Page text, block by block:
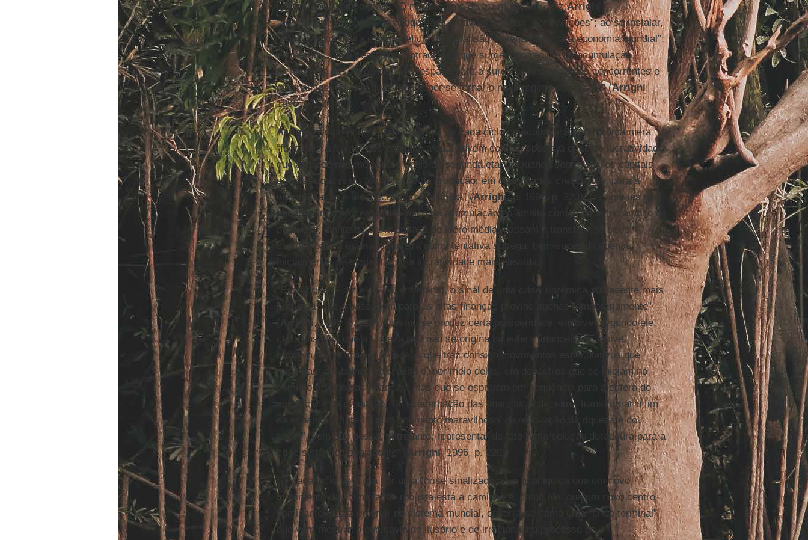
por um certo tempo mais. “O novo regime de acumulação” – dizArrighi
–
“desenvolve-se dentro do antigo” já que advém de suas “contradições”; ao se instalar,
“promove, monitora e se beneficia da expansão material de toda a economia mundial”;
entretanto, sob o peso das contradições que surgem no regime de acumulação
plenamente desenvolvido, cria “espaço para o surgimento de regimes concorrentes e
alternativos, um dos quais acaba por se tornar o novo regime dominante” (Arrighi,
1996, p. 220).
Arrighi compreende a terceira etapa de cada ciclo de acumulação como uma mera
“fuga para a frente” dos capitais, a qual advém como resposta à crise de lucratividade
que aparece nos momentos finais da segunda etapa. Quando sobrevém, os capitais
são deslocados do “comércio e da produção, em quantidades crescentes, para a
intermediação e a especulação financeira” (Arrighi, p. 1996, p. 220). Os agentes que
encabeçam o processo sistêmico de acumulação no âmbito comercial ou no âmbito da
produção, diante da baixa da taxa de lucro média, passam a transferir os seus
capitais para a esfera financeira numa tentativa sôfrega, bem-sucedida apenas
inicialmente, de sustentar uma lucratividade mais elevada.
“Essa crise” – diz ele – “é, entretanto, o sinal de uma crise sistêmica subjacente mais
profunda, que a passagem para as altas finanças previne apenas temporariamente”
(
Arrighi, 1996, p. 220). Mesmo se produz certa prosperidade, envolve, segundo ele,
certa ilusão já que a riqueza real não se origina na esfera financeira. Envolve,
também, certa irracionalidade já que traz consigo movimentos especulativos que
redundam em bolhas de crédito e, por meio delas, em desastres que se iniciam no
domínio próprio das finanças, mas que se espraiam em sequência para a esfera do
comércio e da produção. Tal exacerbação das finanças pode, sim, “transformar o fim
da expansão material num ‘momento maravilhoso’ de renovação da riqueza e do
poder”, sem que possa, entretanto, representar de fato “uma solução duradoura para a
crise sistêmica subjacente” (
Arrighi, 1996, p. 220).
Se cada ciclo se inicia por uma “crise sinalizadora”, a qual indica que um novo
movimento de acumulação robusta está a caminho e, como ele, que um novo centro
dominante está a emergir no sistema mundial, encerra-se como uma “crise terminal”
que vem mostrar o que havia de ilusório e de irracional no processo de